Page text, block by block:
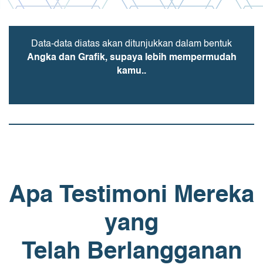
Data-data diatas akan ditunjukkan dalam bentuk
Angka dan Grafik, supaya lebih mempermudah
kamu..
Apa Testimoni Mereka
yang
Telah Berlangganan